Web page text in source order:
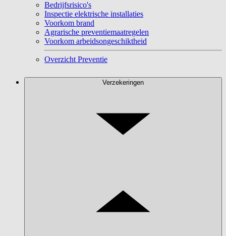
Bedrijfsrisico's
Inspectie elektrische installaties
Voorkom brand
Agrarische preventiemaatregelen
Voorkom arbeidsongeschiktheid
Overzicht Preventie
Verzekeringen